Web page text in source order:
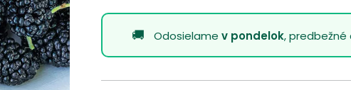
Odosielamev pondelok, predbežné